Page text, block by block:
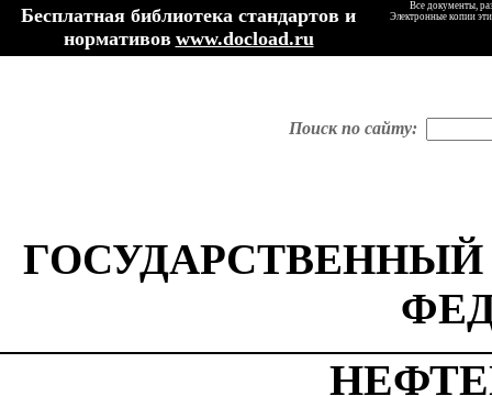
Бесплатная библиотека стандартов и
нормативов www.docload.ru
Все документы,
Электронные копии
Поиск по сайту: